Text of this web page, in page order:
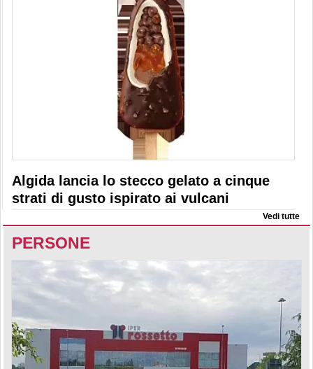
Algida lancia lo stecco gelato a cinque
strati di gusto ispirato ai vulcani
Vedi tutte
PERSONE